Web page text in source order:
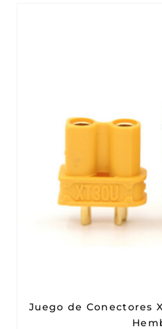
Juego de Conectores